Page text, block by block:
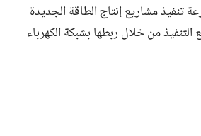
تنفيذ مشاريع إنتاج الطاقة الجديدة
من خلال ربطها بشبكة الكهرباء